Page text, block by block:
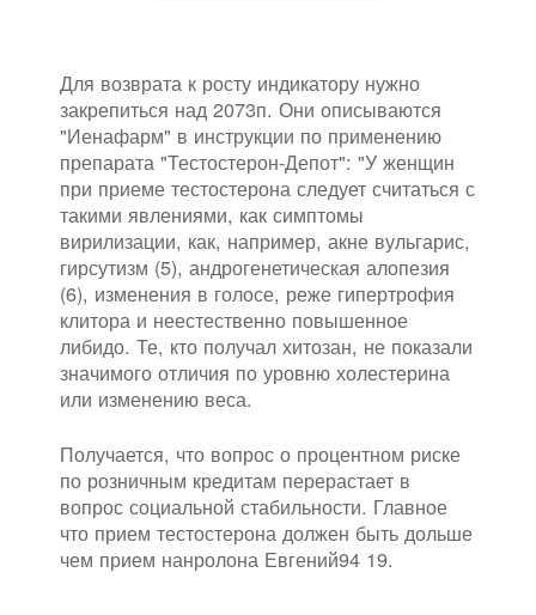
Для возврата к росту индикатору нужно
закрепиться над 2073п. Они описываются
"Иенафарм" в инструкции по применению
препарата "Тестостерон-Депот": "У женщин
при приеме тестостерона следует считаться с
такими явлениями, как симптомы
вирилизации, как, например, акне вульгарис,
гирсутизм (5), андрогенетическая алопезия
(6), изменения в голосе, реже гипертрофия
клитора и неестественно повышенное
либидо. Те, кто получал хитозан, не показали
значимого отличия по уровню холестерина
или изменению веса.
Получается, что вопрос о процентном риске
по розничным кредитам перерастает в
вопрос социальной стабильности. Главное
что прием тестостерона должен быть дольше
чем прием нанролона Евгений94 19.